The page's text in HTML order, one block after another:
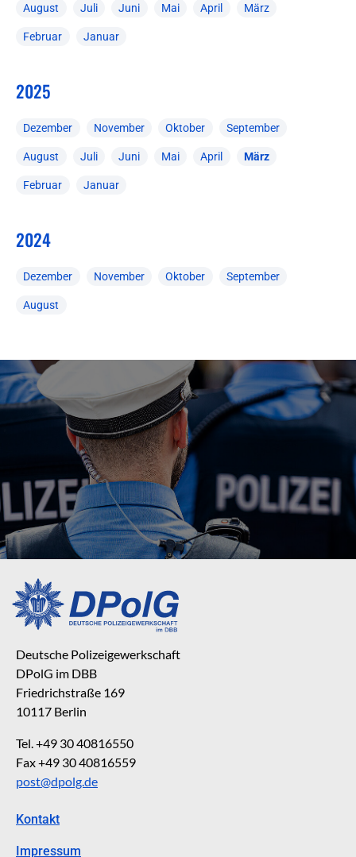
August Juli Juni Mai April März
Februar Januar
2025
Dezember November Oktober September
August Juli Juni Mai April März
Februar Januar
2024
Dezember November Oktober September
August
Deutsche Polizeigewerkschaft
DPolG im DBB
Friedrichstraße 169
10117 Berlin
Tel. +49 30 40816550
Fax +49 30 40816559
post@dpolg.de
Kontakt
Impressum